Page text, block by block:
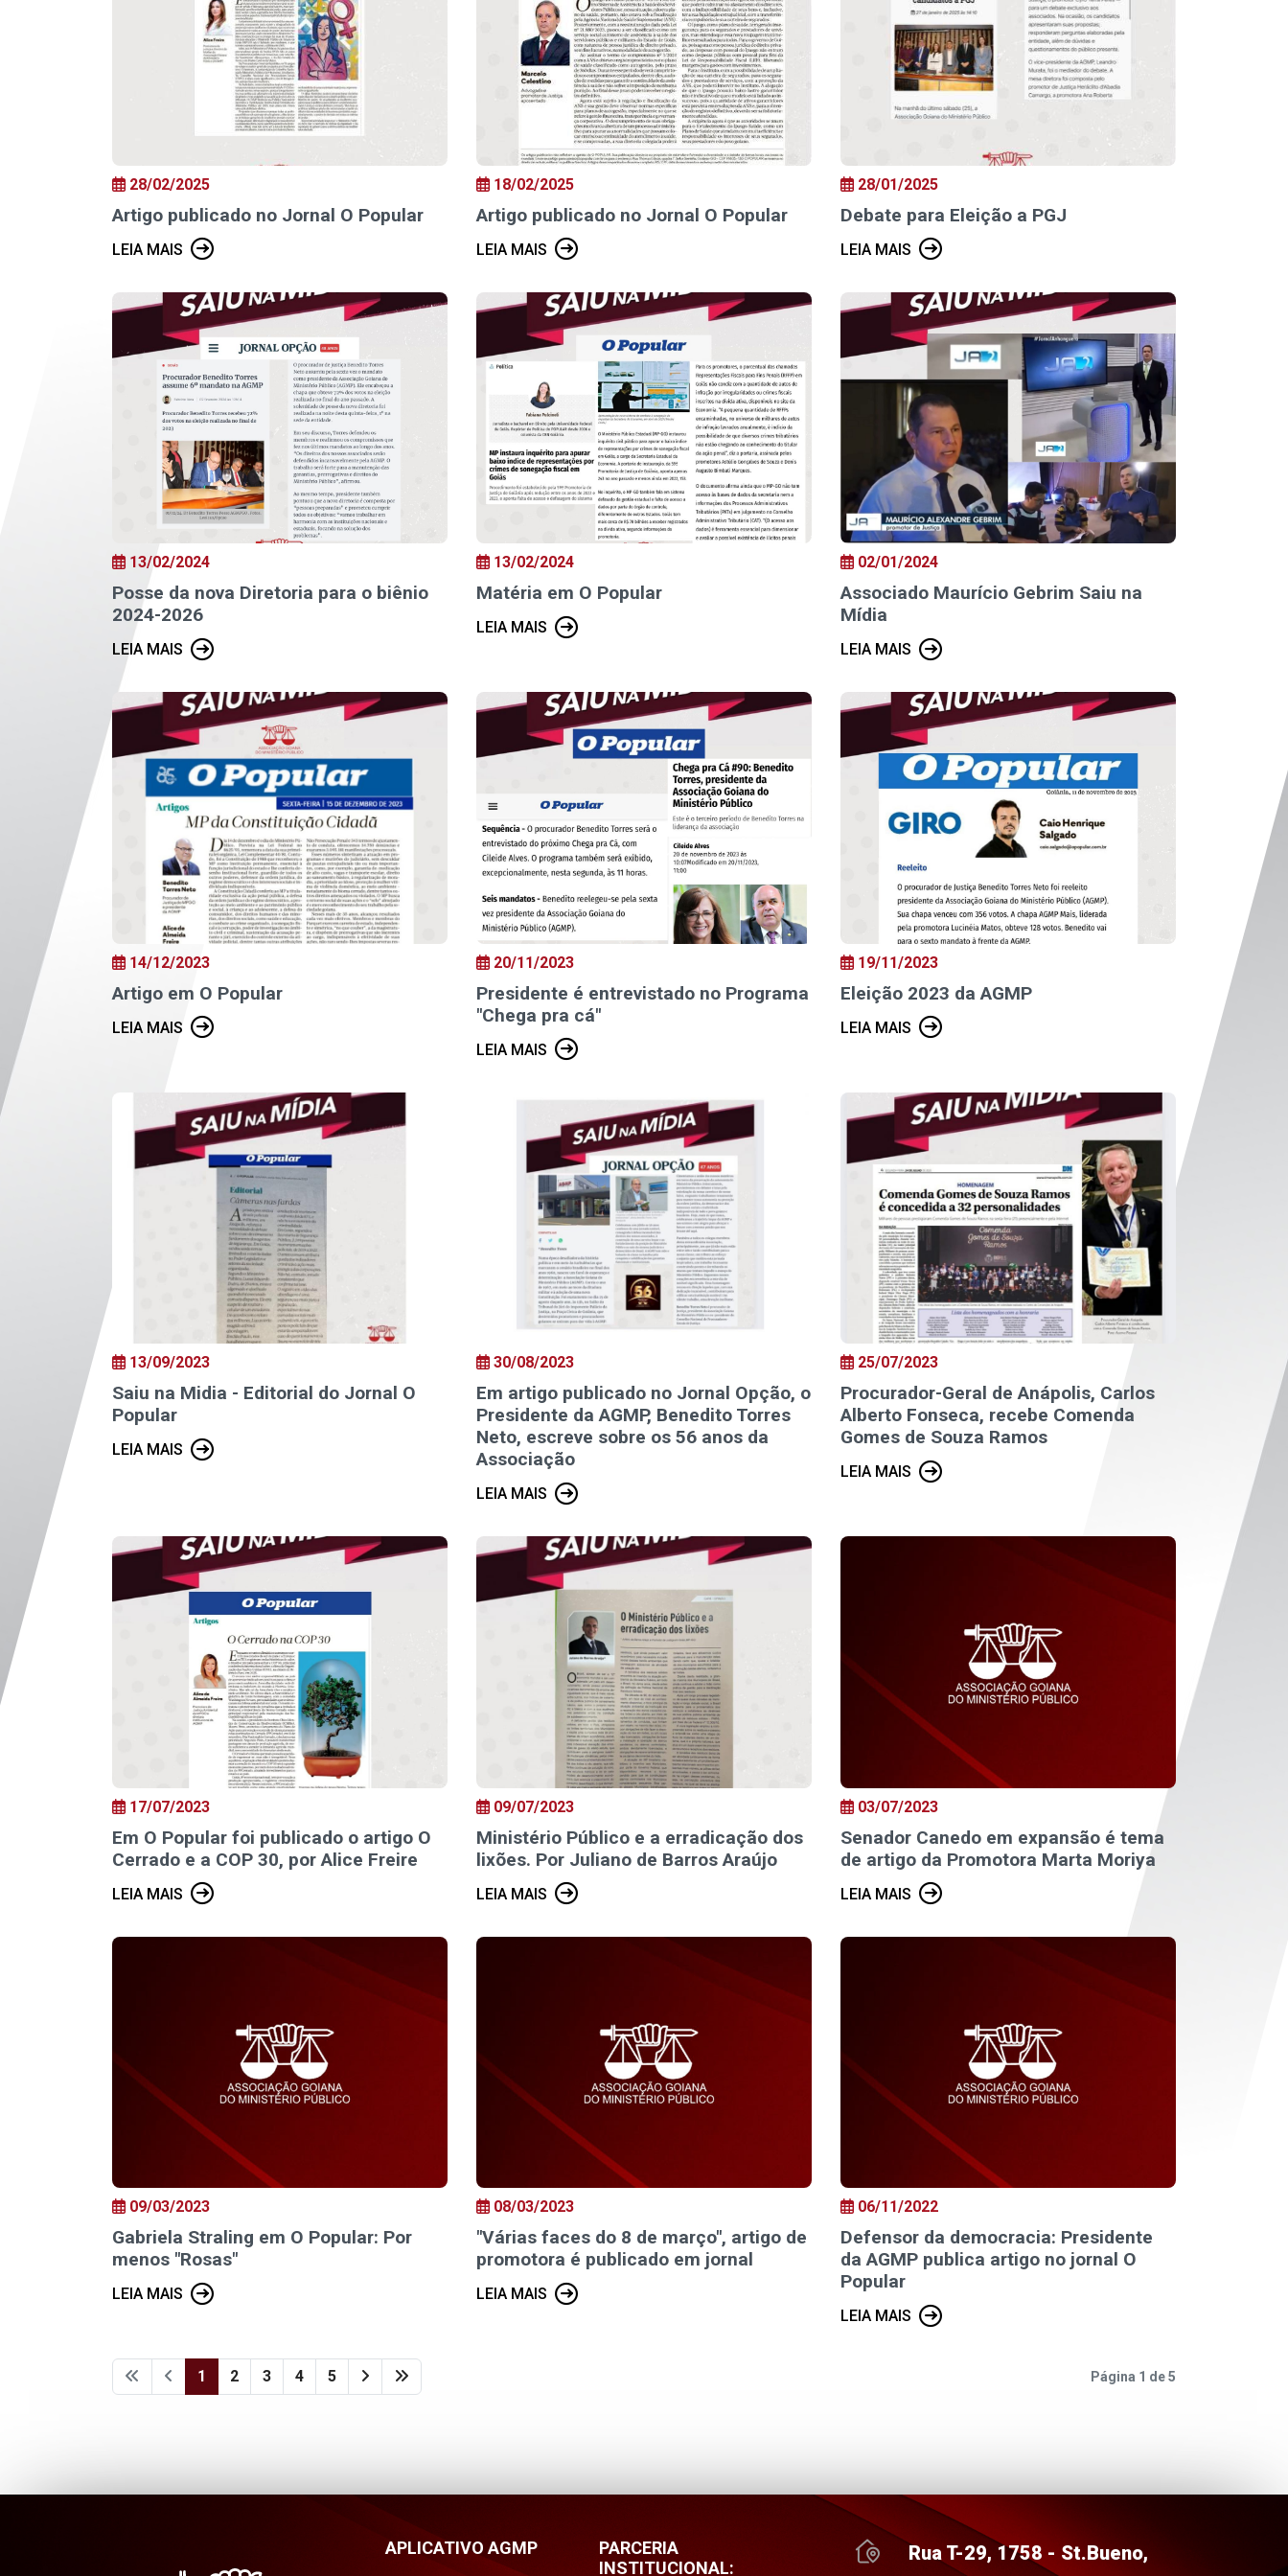
28/02/2025
Artigo publicado no Jornal O Popular
LEIA MAIS
18/02/2025
Artigo publicado no Jornal O Popular
LEIA MAIS
28/01/2025
Debate para Eleição a PGJ
LEIA MAIS
13/02/2024
Posse da nova Diretoria para o biênio
2024-2026
LEIA MAIS
13/02/2024
Matéria em O Popular
LEIA MAIS
02/01/2024
Associado Maurício Gebrim Saiu na
Mídia
LEIA MAIS
14/12/2023
Artigo em O Popular
LEIA MAIS
20/11/2023
Presidente é entrevistado no Programa
"Chega pra cá"
LEIA MAIS
19/11/2023
Eleição 2023 da AGMP
LEIA MAIS
13/09/2023
Saiu na Midia - Editorial do Jornal O
Popular
LEIA MAIS
30/08/2023
Em artigo publicado no Jornal Opção, o
Presidente da AGMP, Benedito Torres
Neto, escreve sobre os 56 anos da
Associação
LEIA MAIS
25/07/2023
Procurador-Geral de Anápolis, Carlos
Alberto Fonseca, recebe Comenda
Gomes de Souza Ramos
LEIA MAIS
17/07/2023
Em O Popular foi publicado o artigo O
Cerrado e a COP 30, por Alice Freire
LEIA MAIS
09/07/2023
Ministério Público e a erradicação dos
lixões. Por Juliano de Barros Araújo
LEIA MAIS
03/07/2023
Senador Canedo em expansão é tema
de artigo da Promotora Marta Moriya
LEIA MAIS
09/03/2023
Gabriela Straling em O Popular: Por
menos "Rosas"
LEIA MAIS
08/03/2023
"Várias faces do 8 de março", artigo de
promotora é publicado em jornal
LEIA MAIS
06/11/2022
Defensor da democracia: Presidente
da AGMP publica artigo no jornal O
Popular
LEIA MAIS
1 2 3 4 5 Página 1 de 5
APLICATIVO AGMP
PARCERIA
INSTITUCIONAL:
Rua T-29, 1758 - St.Bueno,